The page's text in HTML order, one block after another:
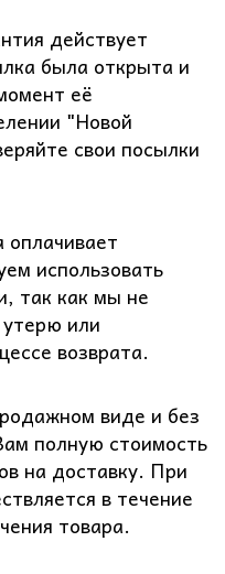
действует
была открыта и
её
"Новой
свои посылки
использовать
так как мы не
или
возврата.
виде и без
полную стоимость
на доставку. При
в течение
товара.